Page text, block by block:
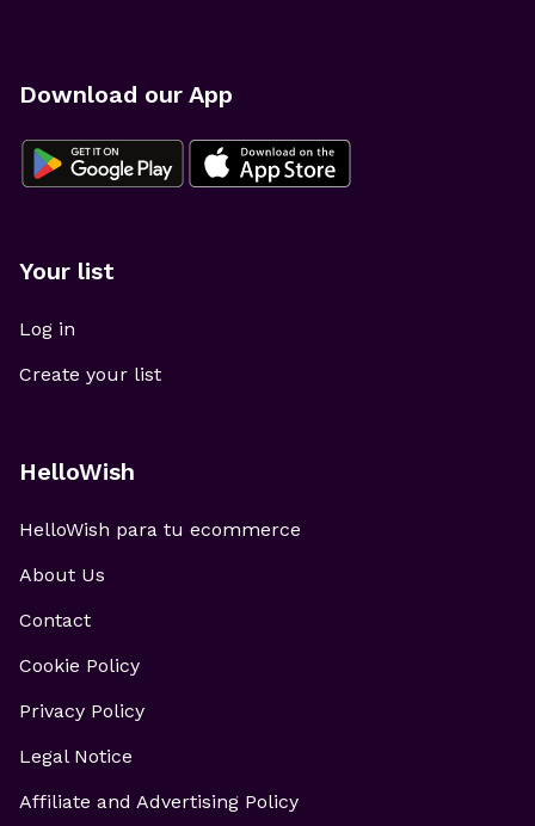
Download our App
Your list
Log in
Create your list
HelloWish
HelloWish para tu ecommerce
About Us
Contact
Cookie Policy
Privacy Policy
Legal Notice
Affiliate and Advertising Policy